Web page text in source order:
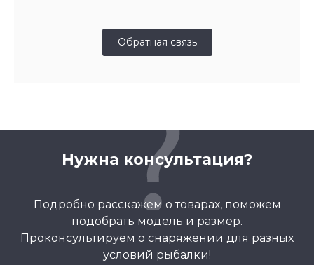
Обратная связь
Нужна консультация?
Подробно расскажем о товарах, поможем
подобрать модель и размер.
Проконсультируем о снаряжении для разных
условий рыбалки!